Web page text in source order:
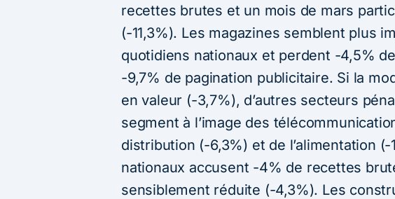
recettes brutes et un mois de mars
(-11,3%). Les magazines semblent plus
quotidiens nationaux et perdent -4,5%
-9,7% de pagination publicitaire. Si la
en valeur (-3,7%), d’autres secteurs
segment à l’image des
distribution (-6,3%) et de l’alimentation
nationaux accusent -4% de recettes
sensiblement réduite (-4,3%). Les